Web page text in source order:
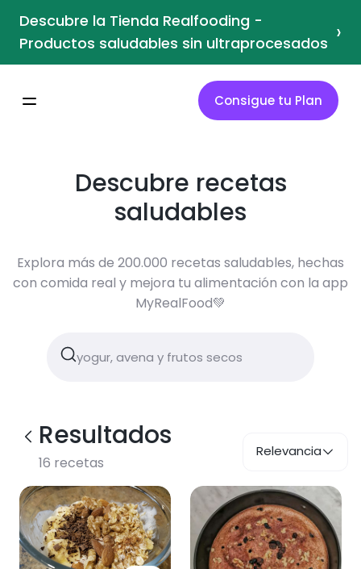
Descubre la Tienda Realfooding -
Productos saludables sin ultraprocesados ›
Consigue tu Plan
Descubre recetas
saludables
Explora más de 200.000 recetas saludables, hechas
con comida real y mejora tu alimentación con la app
MyRealFood💚
Resultados
16 recetas
Relevancia